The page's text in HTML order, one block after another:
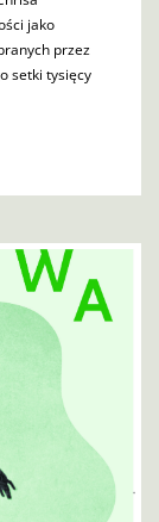
jako
przez
setki tysięcy